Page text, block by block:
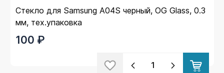
Стекло для Samsung A04S черный, OG Glass, 0.3
мм, тех.упаковка
100 ₽